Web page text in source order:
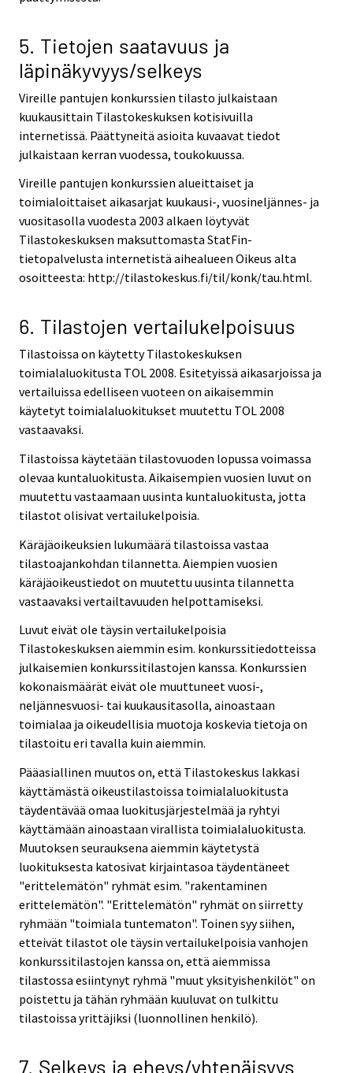
5. Tietojen saatavuus ja
läpinäkyvyys/selkeys
Vireille pantujen konkurssien tilasto julkaistaan
kuukausittain Tilastokeskuksen kotisivuilla
internetissä. Päättyneitä asioita kuvaavat tiedot
julkaistaan kerran vuodessa, toukokuussa.
Vireille pantujen konkurssien alueittaiset ja
toimialoittaiset aikasarjat kuukausi-, vuosineljännes- ja
vuositasolla vuodesta 2003 alkaen löytyvät
Tilastokeskuksen maksuttomasta StatFin-
tietopalvelusta internetistä aihealueen Oikeus alta
osoitteesta: http://tilastokeskus.fi/til/konk/tau.html.
6. Tilastojen vertailukelpoisuus
Tilastoissa on käytetty Tilastokeskuksen
toimialaluokitusta TOL 2008. Esitetyissä aikasarjoissa ja
vertailuissa edelliseen vuoteen on aikaisemmin
käytetyt toimialaluokitukset muutettu TOL 2008
vastaavaksi.
Tilastoissa käytetään tilastovuoden lopussa voimassa
olevaa kuntaluokitusta. Aikaisempien vuosien luvut on
muutettu vastaamaan uusinta kuntaluokitusta, jotta
tilastot olisivat vertailukelpoisia.
Käräjäoikeuksien lukumäärä tilastoissa vastaa
tilastoajankohdan tilannetta. Aiempien vuosien
käräjäoikeustiedot on muutettu uusinta tilannetta
vastaavaksi vertailtavuuden helpottamiseksi.
Luvut eivät ole täysin vertailukelpoisia
Tilastokeskuksen aiemmin esim. konkurssitiedotteissa
julkaisemien konkurssitilastojen kanssa. Konkurssien
kokonaismäärät eivät ole muuttuneet vuosi-,
neljännesvuosi- tai kuukausitasolla, ainoastaan
toimialaa ja oikeudellisia muotoja koskevia tietoja on
tilastoitu eri tavalla kuin aiemmin.
Pääasiallinen muutos on, että Tilastokeskus lakkasi
käyttämästä oikeustilastoissa toimialaluokitusta
täydentävää omaa luokitusjärjestelmää ja ryhtyi
käyttämään ainoastaan virallista toimialaluokitusta.
Muutoksen seurauksena aiemmin käytetystä
luokituksesta katosivat kirjaintasoa täydentäneet
"erittelemätön" ryhmät esim. "rakentaminen
erittelemätön". "Erittelemätön" ryhmät on siirretty
ryhmään "toimiala tuntematon". Toinen syy siihen,
etteivät tilastot ole täysin vertailukelpoisia vanhojen
konkurssitilastojen kanssa on, että aiemmissa
tilastossa esiintynyt ryhmä "muut yksityishenkilöt" on
poistettu ja tähän ryhmään kuuluvat on tulkittu
tilastoissa yrittäjiksi (luonnollinen henkilö).
7. Selkeys ja eheys/yhtenäisyys